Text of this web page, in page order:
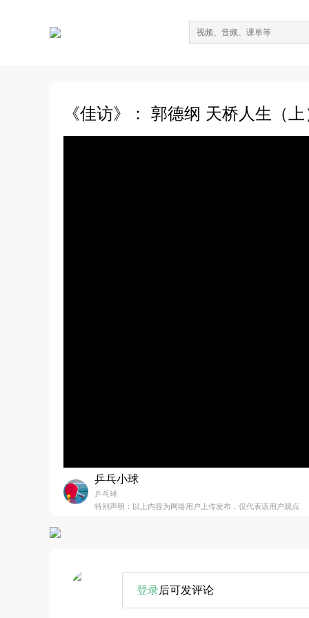
《佳访》： 郭德纲 天桥人生（上
乒乓小球
乒乓球
特别声明：以上内容为网络用户上传发布，仅代表该用户观点
登录后可发评论